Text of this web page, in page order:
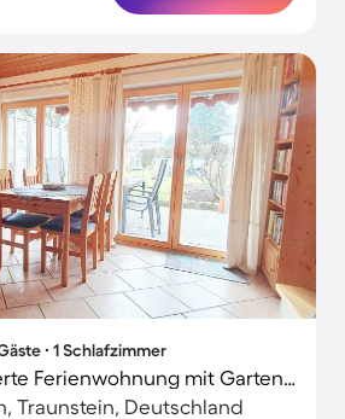
∙ 1 Schlafzimmer
Familienorientierte Ferienwohnung mit Garten, Terrasse und Grill | Poolblick
Traunstein, Deutschland